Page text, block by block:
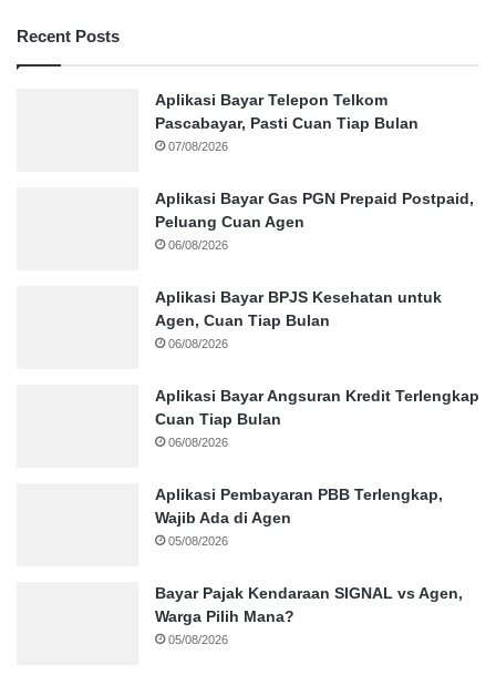
Recent Posts
Aplikasi Bayar Telepon Telkom
Pascabayar, Pasti Cuan Tiap Bulan
07/08/2026
Aplikasi Bayar Gas PGN Prepaid Postpaid,
Peluang Cuan Agen
06/08/2026
Aplikasi Bayar BPJS Kesehatan untuk
Agen, Cuan Tiap Bulan
06/08/2026
Aplikasi Bayar Angsuran Kredit Terlengkap
Cuan Tiap Bulan
06/08/2026
Aplikasi Pembayaran PBB Terlengkap,
Wajib Ada di Agen
05/08/2026
Bayar Pajak Kendaraan SIGNAL vs Agen,
Warga Pilih Mana?
05/08/2026